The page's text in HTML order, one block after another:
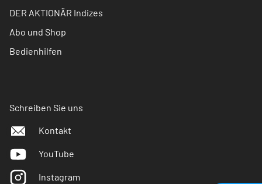
DER AKTIONÄR Indizes
Abo und Shop
Bedienhilfen
Schreiben Sie uns
Kontakt
YouTube
Instagram